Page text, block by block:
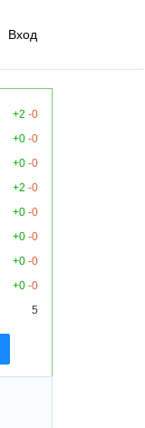
Вход
+2 -0
+0 -0
+0 -0
+2 -0
+0 -0
+0 -0
+0 -0
+0 -0
5